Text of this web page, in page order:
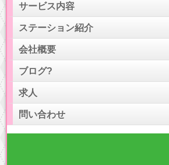
サービス内容
ステーション紹介
会社概要
ブログ?
求人
問い合わせ